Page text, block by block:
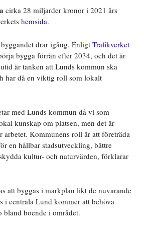
cirka 28 miljarder kronor i 2021 års
hemsida.
drar igång. EnligtTrafikverket
bygga förrän efter 2034, och det är
är tanken att Lunds kommun ska
har då en viktig roll som lokalt
med Lunds kommun då vi som
kunskap om platsen, men det är
arbetet. Kommunens roll är att företräda
en hållbar stadsutveckling, bättre
kultur- och naturvärden, förklarar
att byggas i markplan likt de nuvarande
i centrala Lund kommer att behöva
boende i området.